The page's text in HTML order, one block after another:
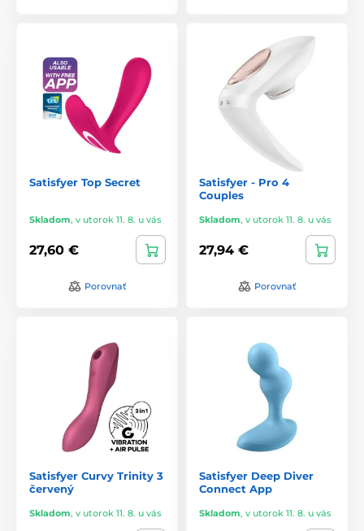
Satisfyer Top Secret
Skladom, v utorok 11. 8. u vás
27,60 €
Porovnať
Satisfyer - Pro 4
Couples
Skladom, v utorok 11. 8. u vás
27,94 €
Porovnať
Satisfyer Curvy Trinity 3
červený
Skladom, v utorok 11. 8. u vás
Satisfyer Deep Diver
Connect App
Skladom, v utorok 11. 8. u vás